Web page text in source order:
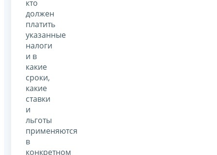
кто
должен
платить
указанные
налоги
и в
какие
сроки,
какие
ставки
и
льготы
применяются
в
конкретном